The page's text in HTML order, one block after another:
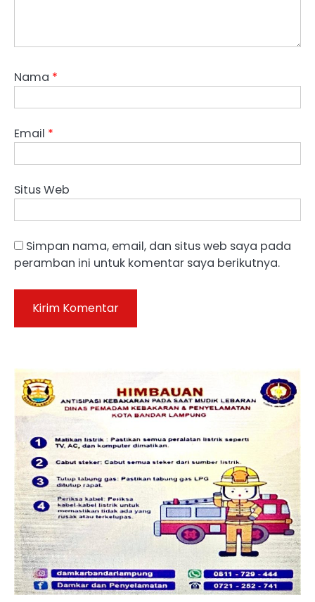
Nama *
Email *
Situs Web
Simpan nama, email, dan situs web saya pada
peramban ini untuk komentar saya berikutnya.